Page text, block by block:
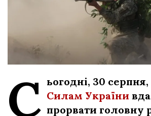
С ьогодні, 30 серпня,
Силам України
прорвати головну